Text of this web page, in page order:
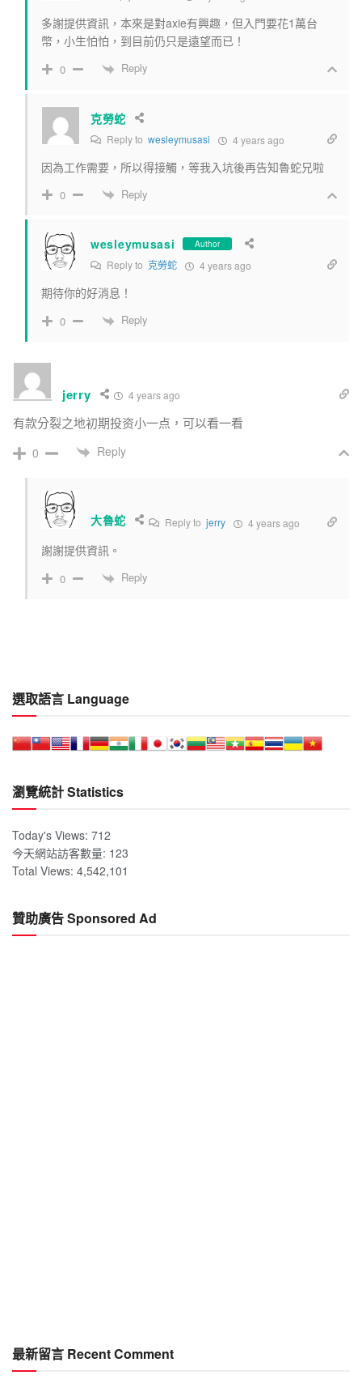
多謝提供資訊，本來是對axie有興趣，但入門要花1萬台
幣，小生怕怕，到目前仍只是遠望而已！
0 Reply
克勞蛇
Reply to wesleymusasi 4 years ago
因為工作需要，所以得接觸，等我入坑後再告知魯蛇兄啦
0 Reply
wesleymusasi Author
Reply to 克勞蛇 4 years ago
期待你的好消息！
0 Reply
jerry 4 years ago
有款分裂之地初期投资小一点，可以看一看
0 Reply
大魯蛇 Reply tojerry 4 years ago
謝謝提供資訊。
0 Reply
選取語言 Language
瀏覽統計 Statistics
Today's Views: 712
今天網站訪客數量: 123
Total Views: 4,542,101
贊助廣告 Sponsored Ad
最新留言 Recent Comment